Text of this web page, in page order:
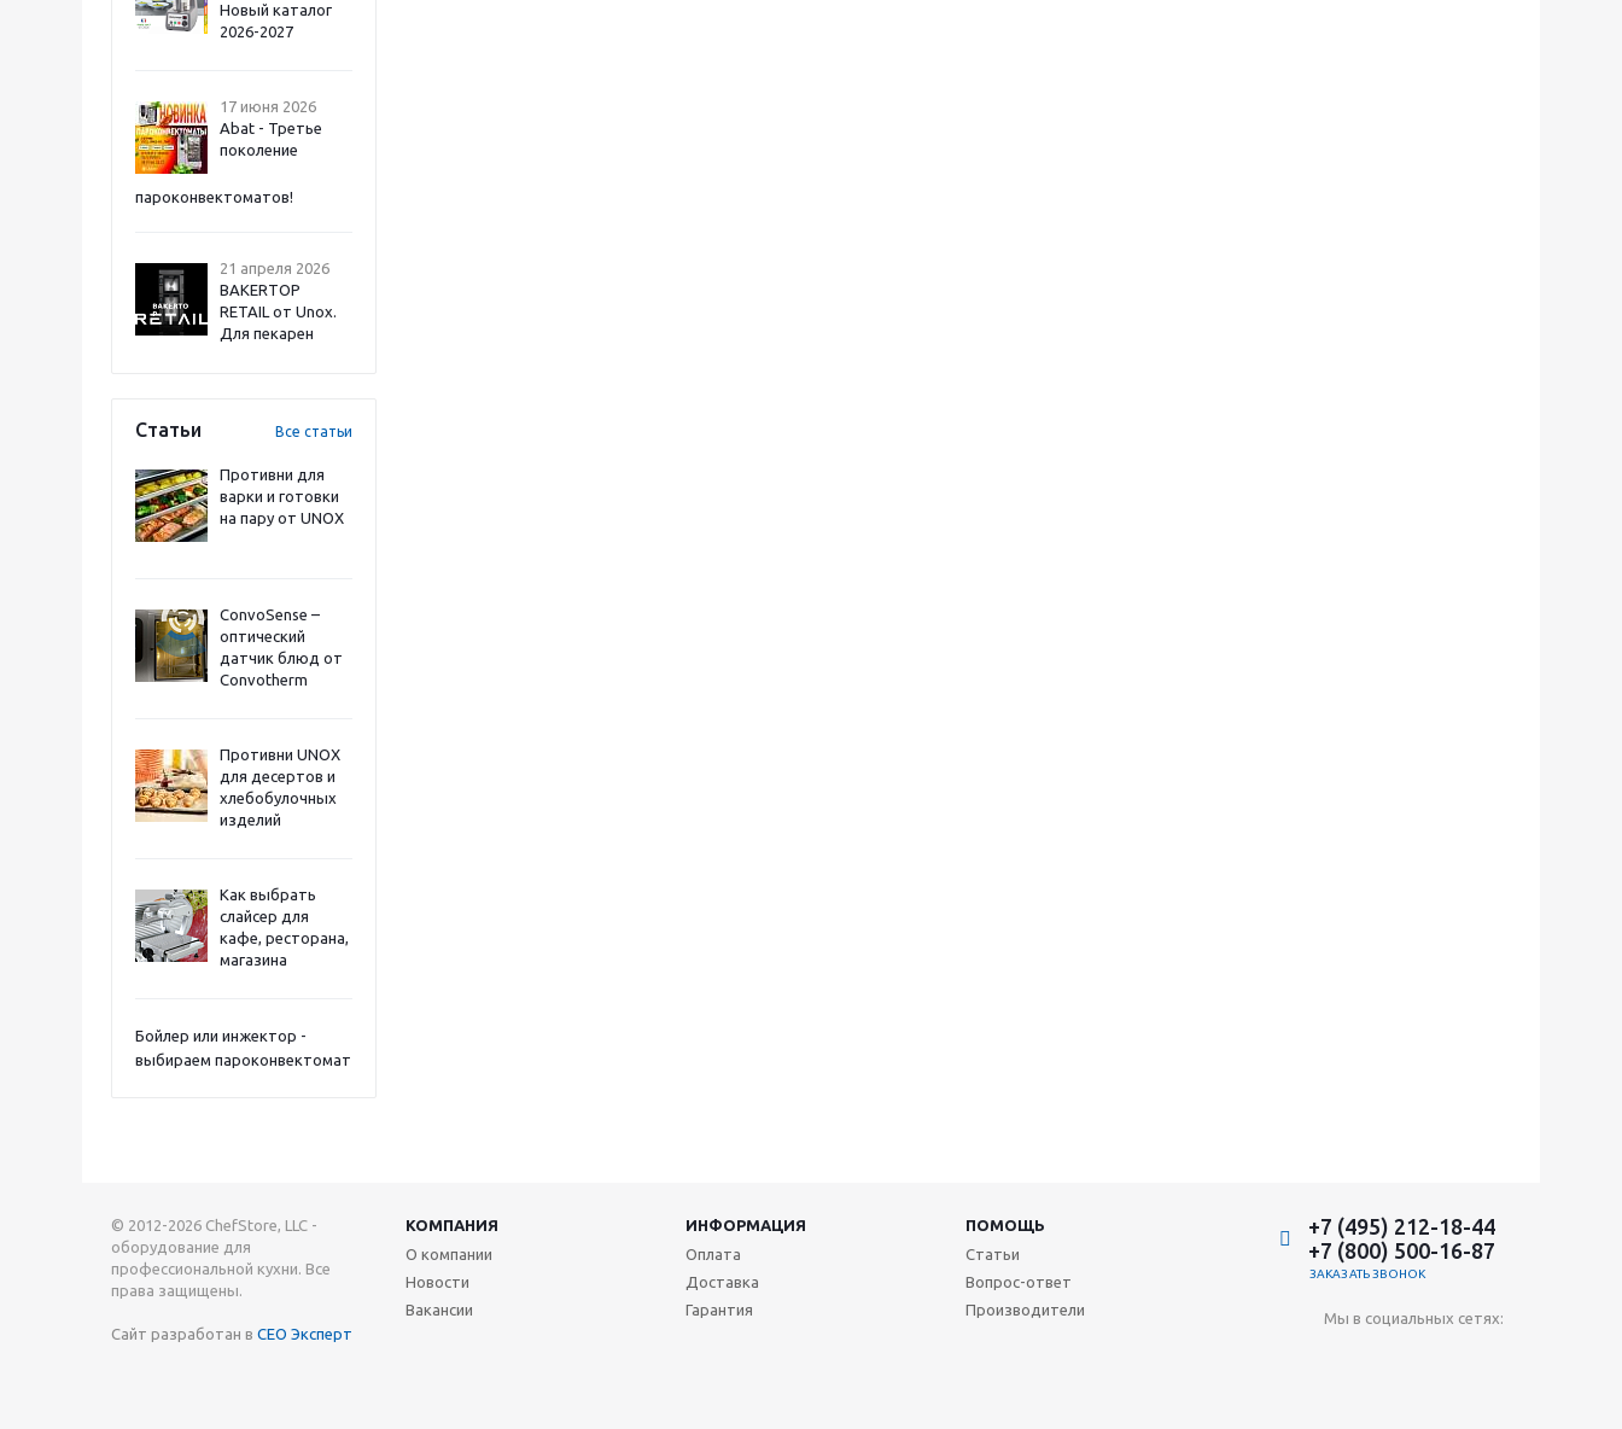
Новый каталог
2026-2027
17 июня 2026
Abat - Третье
поколение
пароконвектоматов!
21 апреля 2026
BAKERTOP
RETAIL от Unox.
Для пекарен
Статьи Все статьи
Противни для
варки и готовки
на пару от UNOX
ConvoSense –
оптический
датчик блюд от
Convotherm
Противни UNOX
для десертов и
хлебобулочных
изделий
Как выбрать
слайсер для
кафе, ресторана,
магазина
Бойлер или инжектор -
выбираем пароконвектомат
© 2012-2026 ChefStore, LLC -
оборудование для
профессиональной кухни. Все
права защищены.
Сайт разработан в СЕО Эксперт
КОМПАНИЯ ИНФОРМАЦИЯ
ПОМОЩЬ
О компании
Новости
Вакансии
Оплата
Доставка
Гарантия
Статьи
Вопрос-ответ
Производители
+7 (495) 212-18-44
+7 (800) 500-16-87
ЗАКАЗАТЬ ЗВОНОК
Мы в социальных сетях: